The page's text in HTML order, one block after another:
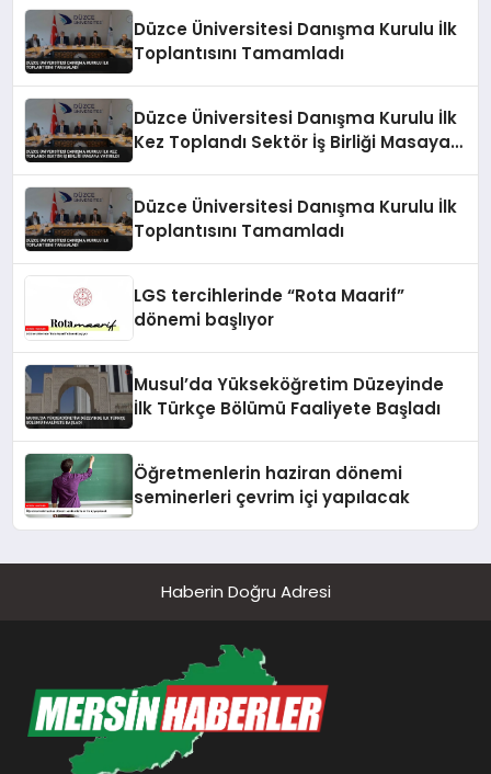
Düzce Üniversitesi Danışma Kurulu İlk
Toplantısını Tamamladı
Düzce Üniversitesi Danışma Kurulu İlk
Kez Toplandı Sektör İş Birliği Masaya
Düzce Üniversitesi Danışma Kurulu İlk
Toplantısını Tamamladı
LGS tercihlerinde “Rota Maarif”
dönemi başlıyor
Musul’da Yükseköğretim Düzeyinde
İlk Türkçe Bölümü Faaliyete Başladı
Öğretmenlerin haziran dönemi
seminerleri çevrim içi yapılacak
Haberin Doğru Adresi